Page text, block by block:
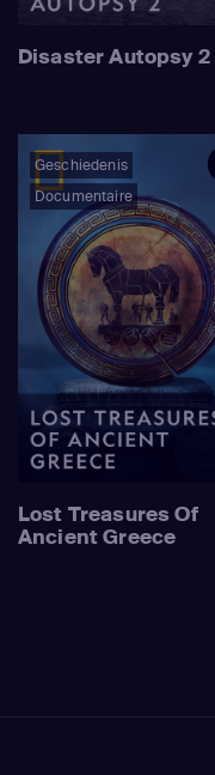
Disaster Autopsy 2
Geschiedenis
Documentaire
Lost Treasures Of
Ancient Greece